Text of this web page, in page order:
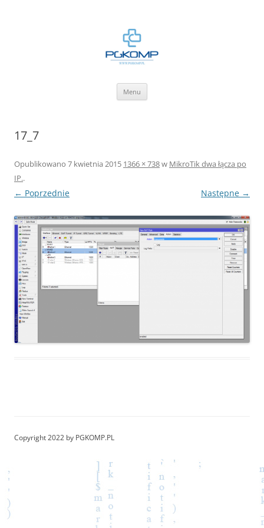
Menu
17_7
Opublikowano 7 kwietnia 2015 1366 × 738w MikroTik dwa łącza po
IP..
← Poprzednie Następne →
Copyright 2022 by PGKOMP.PL